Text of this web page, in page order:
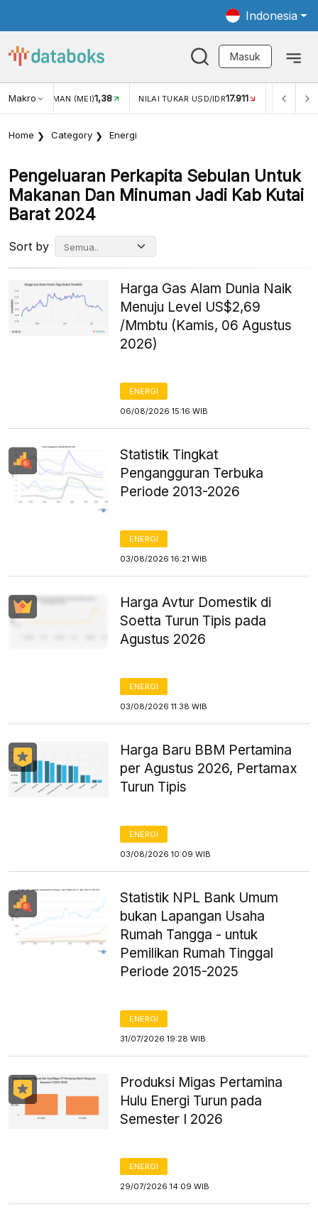
Indonesia
Masuk
Makro(MEI)1,38 NILAI TUKAR USD/IDR 17.911 INFLASI YOY (JUL)
Home Category Energi
Pengeluaran Perkapita Sebulan Untuk
Makanan Dan Minuman Jadi Kab Kutai
Barat 2024
Sort by
Harga Gas Alam Dunia Naik
Menuju Level US$2,69
/Mmbtu (Kamis, 06 Agustus
2026)
ENERGI
06/08/2026 15:16 WIB
Statistik Tingkat
Pengangguran Terbuka
Periode 2013-2026
ENERGI
03/08/2026 16:21 WIB
Harga Avtur Domestik di
Soetta Turun Tipis pada
Agustus 2026
ENERGI
03/08/2026 11:38 WIB
Harga Baru BBM Pertamina
per Agustus 2026, Pertamax
Turun Tipis
ENERGI
03/08/2026 10:09 WIB
Statistik NPL Bank Umum
bukan Lapangan Usaha
Rumah Tangga - untuk
Pemilikan Rumah Tinggal
Periode 2015-2025
ENERGI
31/07/2026 19:28 WIB
Produksi Migas Pertamina
Hulu Energi Turun pada
Semester I 2026
ENERGI
29/07/2026 14:09 WIB